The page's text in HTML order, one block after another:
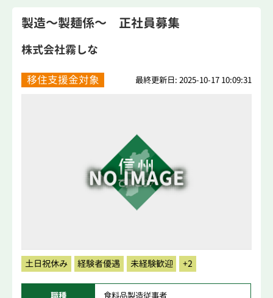
製造～製麺係～ 正社員募集
株式会社霧しな
移住支援金対象 最終更新日: 2025-10-17 10:09:31
土日祝休み 経験者優遇 未経験歓迎 +2
職種 食料品製造従事者